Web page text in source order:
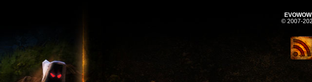
© 2007-